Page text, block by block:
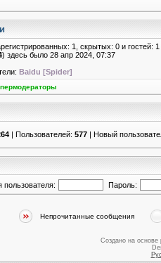
1, скрытых: 0 и
) здесь было 28 апр 2024, 07:37
Baidu [Spider]
| Пользователей: 577 | Новый
пользователя: Пароль:
Непрочитанные сообщения
Создано на основе